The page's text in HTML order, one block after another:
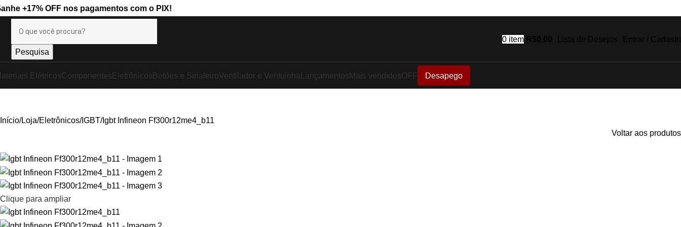
+17% OFF nos pagamentos com o PIX!
Pesquisa
0 item
ElétricosComponentes Eletrônicos Botões e SinaleiroVentilador e Ventuinha Lançamentos Mais vendidosOFF Desapego
Início Loja Eletrônicos IGBT Igbt Infineon Ff300r12me4_b11
Voltar aos produtos
Clique para ampliar